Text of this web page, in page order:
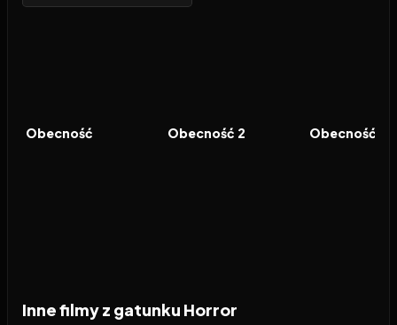
FILM
Obecność FILM
Obecność 2 FILM
Inne filmy z gatunku Horror